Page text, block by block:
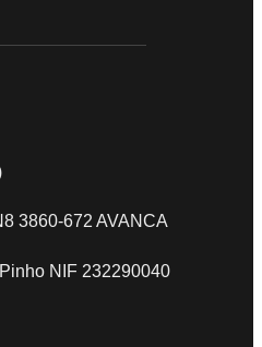
3860-672 AVANCA
NIF 232290040